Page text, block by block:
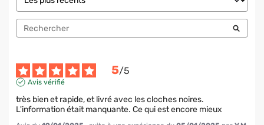
5/5
Avis vérifié
très bien et rapide, et livré avec les cloches noires.
L'information était manquante. Ce qui est encore mieux